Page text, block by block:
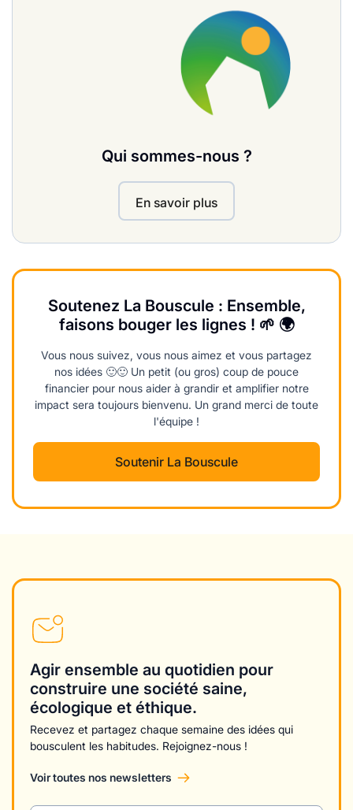
Qui sommes-nous ?
En savoir plus
Soutenez La Bouscule : Ensemble,
faisons bouger les lignes ! 🌱 🌍
Vous nous suivez, vous nous aimez et vous partagez
nos idées 🙂🙂 Un petit (ou gros) coup de pouce
financier pour nous aider à grandir et amplifier notre
impact sera toujours bienvenu. Un grand merci de toute
l'équipe !
Soutenir La Bouscule
Agir ensemble au quotidien pour
construire une société saine,
écologique et éthique.
Recevez et partagez chaque semaine des idées qui
bousculent les habitudes. Rejoignez-nous !
Voir toutes nos newsletters